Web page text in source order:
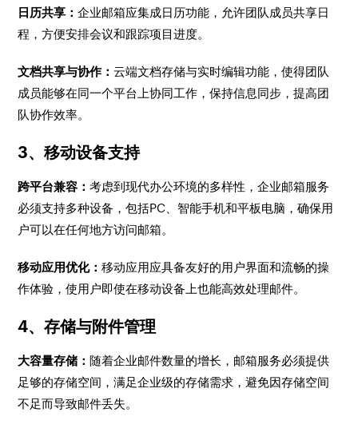
日历共享：企业邮箱应集成日历功能，允许团队成员共享日
程，方便安排会议和跟踪项目进度。
文档共享与协作：云端文档存储与实时编辑功能，使得团队
成员能够在同一个平台上协同工作，保持信息同步，提高团
队协作效率。
3、移动设备支持
跨平台兼容：考虑到现代办公环境的多样性，企业邮箱服务
必须支持多种设备，包括PC、智能手机和平板电脑，确保用
户可以在任何地方访问邮箱。
移动应用优化：移动应用应具备友好的用户界面和流畅的操
作体验，使用户即使在移动设备上也能高效处理邮件。
4、存储与附件管理
大容量存储： 随着企业邮件数量的增长，邮箱服务必须提供
足够的存储空间，满足企业级的存储需求，避免因存储空间
不足而导致邮件丢失。